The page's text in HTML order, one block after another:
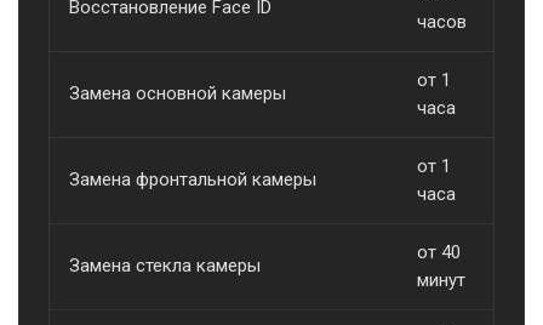
Восстановление Face ID
часов
Замена основной камеры
от 1
часа
Замена фронтальной камеры
от 1
часа
Замена стекла камеры
от 40
минут